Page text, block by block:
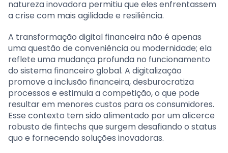
natureza inovadora permitiu que eles enfrentassem
a crise com mais agilidade e resiliência.
A transformação digital financeira não é apenas
uma questão de conveniência ou modernidade; ela
reflete uma mudança profunda no funcionamento
do sistema financeiro global. A digitalização
promove a inclusão financeira, desburocratiza
processos e estimula a competição, o que pode
resultar em menores custos para os consumidores.
Esse contexto tem sido alimentado por um alicerce
robusto de fintechs que surgem desafiando o status
quo e fornecendo soluções inovadoras.